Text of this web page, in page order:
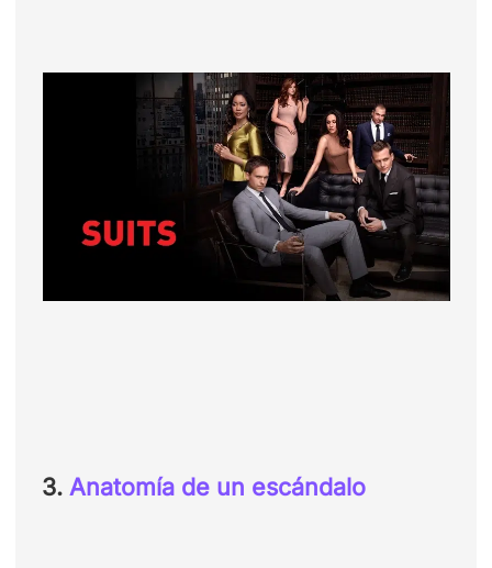
3. Anatomía de un escándalo